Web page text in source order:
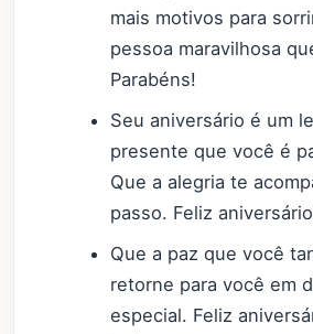
mais motivos para
pessoa maravilhosa
Parabéns!
Seu aniversário é um
presente que você é
Que a alegria te
passo. Feliz
Que a paz que você
retorne para você em
especial. Feliz